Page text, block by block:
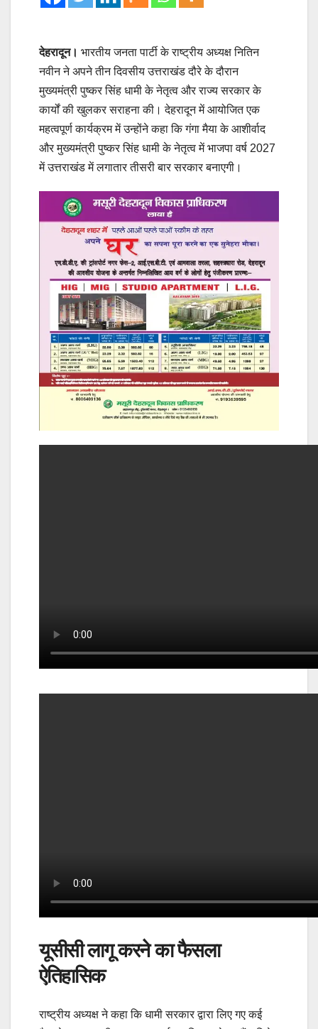
देहरादून। भारतीय जनता पार्टी के राष्ट्रीय अध्यक्ष नितिन
नवीन ने अपने तीन दिवसीय उत्तराखंड दौरे के दौरान
मुख्यमंत्री पुष्कर सिंह धामी के नेतृत्व और राज्य सरकार के
कार्यों की खुलकर सराहना की। देहरादून में आयोजित एक
महत्वपूर्ण कार्यक्रम में उन्होंने कहा कि गंगा मैया के आशीर्वाद
और मुख्यमंत्री पुष्कर सिंह धामी के नेतृत्व में भाजपा वर्ष 2027
में उत्तराखंड में लगातार तीसरी बार सरकार बनाएगी।
यूसीसी लागू करने का फैसला
ऐतिहासिक
राष्ट्रीय अध्यक्ष ने कहा कि धामी सरकार द्वारा लिए गए कई